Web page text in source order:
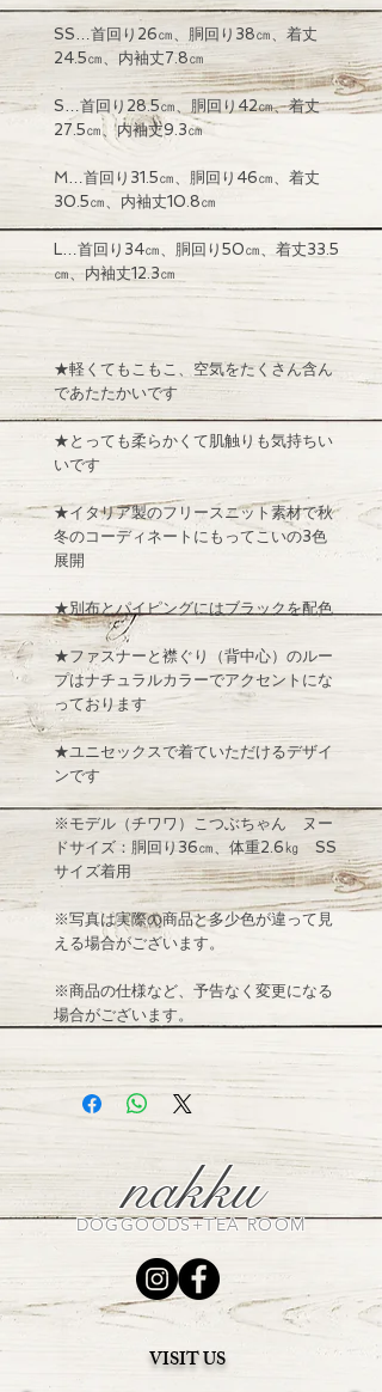
SS…首回り26㎝、胴回り38㎝、着丈
24.5㎝、内袖丈7.8㎝
S…首回り28.5㎝、胴回り42㎝、着丈
27.5㎝、内袖丈9.3㎝
M…首回り31.5㎝、胴回り46㎝、着丈
30.5㎝、内袖丈10.8㎝
L…首回り34㎝、胴回り50㎝、着丈33.5
㎝、内袖丈12.3㎝
★軽くてもこもこ、空気をたくさん含ん
であたたかいです
★とっても柔らかくて肌触りも気持ちい
いです
★イタリア製のフリースニット素材で秋
冬のコーディネートにもってこいの3色
展開
★別布とパイピングにはブラックを配色
★ファスナーと襟ぐり（背中心）のルー
プはナチュラルカラーでアクセントにな
っております
★ユニセックスで着ていただけるデザイ
ンです
※モデル（チワワ）こつぶちゃん ヌー
ドサイズ：胴回り36㎝、体重2.6㎏ SS
サイズ着用
※写真は実際の商品と多少色が違って見
える場合がございます。
※商品の仕様など、予告なく変更になる
場合がございます。
nakku
DOGGOODS+TEA ROOM
VISIT US